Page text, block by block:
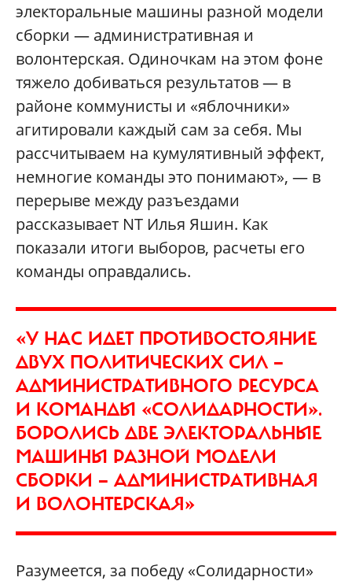
электоральные машины разной модели
сборки — административная и
волонтерская. Одиночкам на этом фоне
тяжело добиваться результатов — в
районе коммунисты и «яблочники»
агитировали каждый сам за себя. Мы
рассчитываем на кумулятивный эффект,
немногие команды это понимают», — в
перерыве между разъездами
рассказывает NT Илья Яшин. Как
показали итоги выборов, расчеты его
команды оправдались.
«У НАС ИДЕТ ПРОТИВОСТОЯНИЕ
ДВУХ ПОЛИТИЧЕСКИХ СИЛ —
АДМИНИСТРАТИВНОГО РЕСУРСА
И КОМАНДЫ «СОЛИДАРНОСТИ».
БОРОЛИСЬ ДВЕ ЭЛЕКТОРАЛЬНЫЕ
МАШИНЫ РАЗНОЙ МОДЕЛИ
СБОРКИ — АДМИНИСТРАТИВНАЯ
И ВОЛОНТЕРСКАЯ»
Разумеется, за победу «Солидарности»